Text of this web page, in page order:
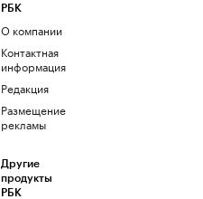
РБК
О компании
Контактная
информация
Редакция
Размещение
рекламы
Другие
продукты
РБК